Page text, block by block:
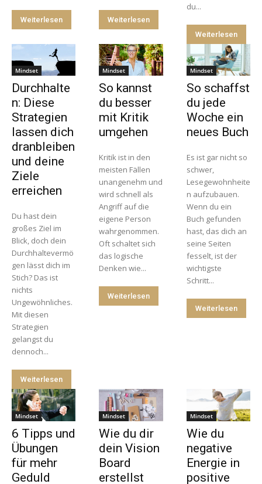
Weiterlesen Weiterlesen
du...
Weiterlesen
Mindset
Durchhalte
n: Diese
Strategien
lassen dich
dranbleiben
und deine
Ziele
erreichen
Du hast dein
großes Ziel im
Blick, doch dein
Durchhaltevermö
gen lässt dich im
Stich? Das ist
nichts
Ungewöhnliches.
Mit diesen
Strategien
gelangst du
dennoch...
Weiterlesen
Mindset
So kannst
du besser
mit Kritik
umgehen
Kritik ist in den
meisten Fällen
unangenehm und
wird schnell als
Angriff auf die
eigene Person
wahrgenommen.
Oft schaltet sich
das logische
Denken wie...
Weiterlesen
Mindset
So schaffst
du jede
Woche ein
neues Buch
Es ist gar nicht so
schwer,
Lesegewohnheite
n aufzubauen.
Wenn du ein
Buch gefunden
hast, das dich an
seine Seiten
fesselt, ist der
wichtigste
Schritt...
Weiterlesen
Mindset
6 Tipps und
Übungen
für mehr
Geduld
Mindset
Wie du dir
dein Vision
Board
erstellst
Mindset
Wie du
negative
Energie in
positive